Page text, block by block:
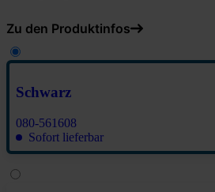
Zu den Produktinfos
Schwarz
080-561608
Sofort lieferbar